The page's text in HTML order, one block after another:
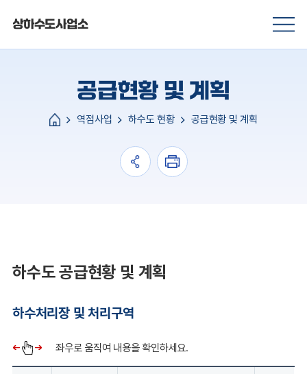
상하수도사업소
공급현황 및 계획
역점사업 하수도 현황 공급현황 및 계획
하수도 공급현황 및 계획
하수처리장 및 처리구역
좌우로 움직여 내용을 확인하세요.